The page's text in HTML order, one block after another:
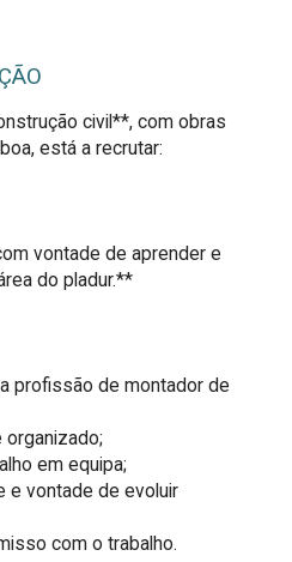
civil**, com obras
está a recrutar:
vontade de aprender e
do pladur.**
profissão de montador de
organizado;
em equipa;
e vontade de evoluir
com o trabalho.